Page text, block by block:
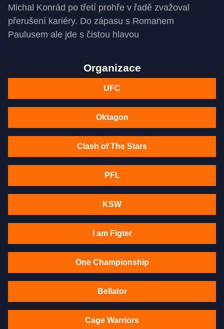
Michal Konrád po třetí prohře v řadě zvažoval
přerušení kariéry. Do zápasu s Romanem
Paulusem ale jde s čistou hlavou
Organizace
UFC
Oktagon
Clash of The Stars
PFL
KSW
I am Figter
One Championship
Bellator
Cage Warriors